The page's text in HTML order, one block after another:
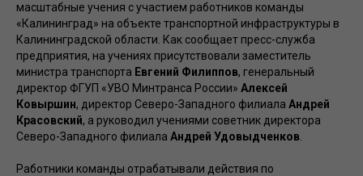
масштабные учения с участием работников команды
«Калининград» на объекте транспортной инфраструктуры в
Калининградcкой области. Как сообщает пресс-служба
предприятия, на учениях присутствовали заместитель
министра транспорта Евгений Филиппов, генеральный
директор ФГУП «УВО Минтранса России» Алексей
Ковыршин, директор Северо-Западного филиала Андрей
Красовский, а руководил учениями советник директора
Северо-Западного филиала Андрей Удовыдченков
Работники команды отрабатывали действия по